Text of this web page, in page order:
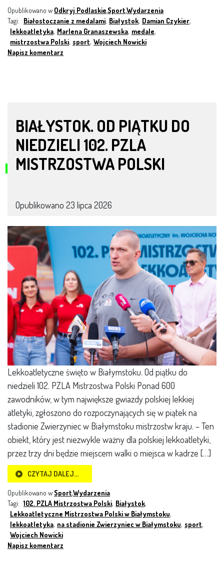
Opublikowano w Odkryj Podlaskie,Sport,Wydarzenia
Tagi: Białostoczanie z medalami, Białystok, Damian Czykier,
lekkoatletyka, Marlena Granaszewska, medale,
mistrzostwa Polski, sport, Wojciech Nowicki
Napisz komentarz
BIAŁYSTOK. OD PIĄTKU DO
NIEDZIELI 102. PZLA
MISTRZOSTWA POLSKI
Opublikowano 23 lipca 2026
Lekkoatletyczne święto w Białymstoku. Od piątku do
niedzieli 102. PZLA Mistrzostwa Polski Ponad 600
zawodników, w tym największe gwiazdy polskiej lekkiej
atletyki, zgłoszono do rozpoczynających się w piątek na
stadionie Zwierzyniec w Białymstoku mistrzostw kraju. – Ten
obiekt, który jest niezwykle ważny dla polskiej lekkoatletyki,
przez trzy dni będzie miejscem walki o miejsca w kadrze […]
CZYTAJ DALEJ…
Opublikowano w Sport,Wydarzenia
Tagi: 102. PZLA Mistrzostwa Polski, Białystok,
Lekkoatletyczne Mistrzostwa Polski w Białymstoku,
lekkoatletyka, na stadionie Zwierzyniec w Białymstoku, sport,
Wojciech Nowicki
Napisz komentarz